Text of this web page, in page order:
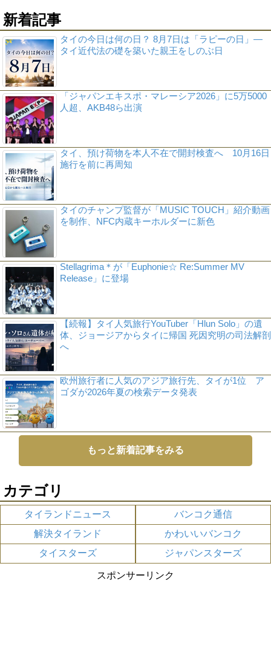
新着記事
タイの今日は何の日？ 8月7日は「ラピーの日」―
タイ近代法の礎を築いた親王をしのぶ日
「ジャパンエキスポ・マレーシア2026」に5万5000
人超、AKB48ら出演
タイ、預け荷物を本人不在で開封検査へ 10月16日
施行を前に再周知
タイのチャンプ監督が「MUSIC TOUCH」紹介動画
を制作、NFC内蔵キーホルダーに新色
Stellagrima＊が「Euphonie☆ Re:Summer MV
Release」に登場
【続報】タイ人気旅行YouTuber「Hlun Solo」の遺
体、ジョージアからタイに帰国 死因究明の司法解剖
へ
欧州旅行者に人気のアジア旅行先、タイが1位 ア
ゴダが2026年夏の検索データ発表
もっと新着記事をみる
カテゴリ
タイランドニュース
バンコク通信
解決タイランド
かわいいバンコク
タイスターズ
ジャパンスターズ
スポンサーリンク